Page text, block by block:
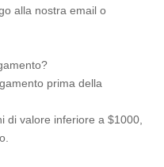
alla nostra email o
prima della
di valore inferiore a $1000,